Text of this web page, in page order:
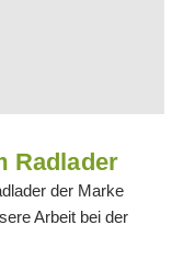
Radlader
der Marke
Arbeit bei der